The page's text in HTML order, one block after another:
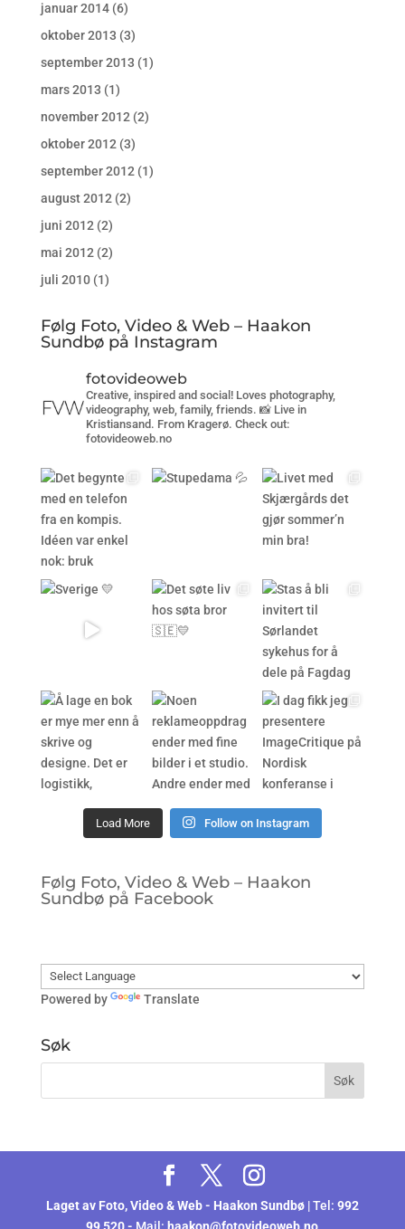
januar 2014(6)
oktober 2013 (3)
september 2013 (1)
mars 2013 (1)
november 2012(2)
oktober 2012(3)
september 2012(1)
august 2012(2)
juni 2012(2)
mai 2012(2)
juli 2010(1)
Følg Foto, Video & Web – Haakon
Sundbø på Instagram
fotovideoweb
Creative, inspired and social! Loves photography,
videography, web, family, friends. 📸 Live in
Kristiansand. From Kragerø. Check out:
fotovideoweb.no
Load More Follow on Instagram
Følg Foto, Video & Web – Haakon
Sundbø på Facebook
Powered by Translate
Søk
Laget av Foto, Video & Web - Haakon Sundbø| Tel: 992
99 520 - Mail:haakon@fotovideoweb.no